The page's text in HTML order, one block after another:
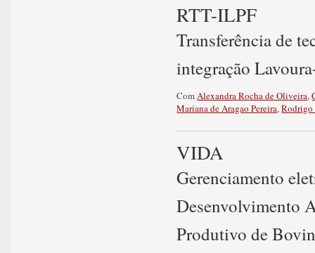
RTT-ILPF
Transferência de
integração
Com Alexandra Rocha de Oliveira,
Mariana de Aragao Pereira,
VIDA
Gerenciamento
Desenvolvimento
Produtivo de